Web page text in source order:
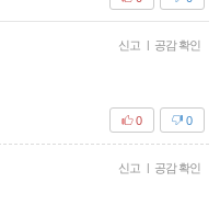
신고 | 공감 확인
0
0
신고 | 공감 확인